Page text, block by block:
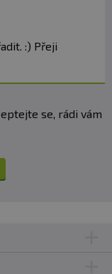
:) Přeji
se, rádi vám